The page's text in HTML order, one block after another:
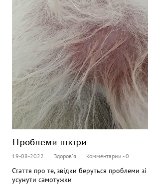
Проблеми шкіри
19-08-2022 Здоров'я Комментарии - 0
Стаття про те, звідки беруться проблеми
усунути самотужки